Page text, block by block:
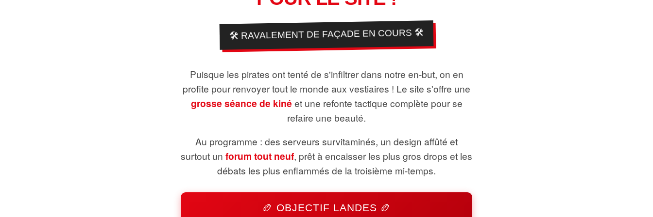
🛠️ RAVALEMENT DE FAÇADE EN COURS 🛠️
Puisque les pirates ont tenté de s'infiltrer dans notre en-but, on en
profite pour renvoyer tout le monde aux vestiaires ! Le site s'offre une
grosse séance de kiné et une refonte tactique complète pour se
refaire une beauté.
Au programme : des serveurs survitaminés, un design affûté et
surtout un forum tout neuf, prêt à encaisser les plus gros drops et les
débats les plus enflammés de la troisième mi-temps.
🏉 OBJECTIF LANDES 🏉